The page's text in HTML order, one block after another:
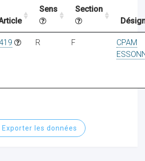
Sens
Section
R F
CPAM
Exporter les données